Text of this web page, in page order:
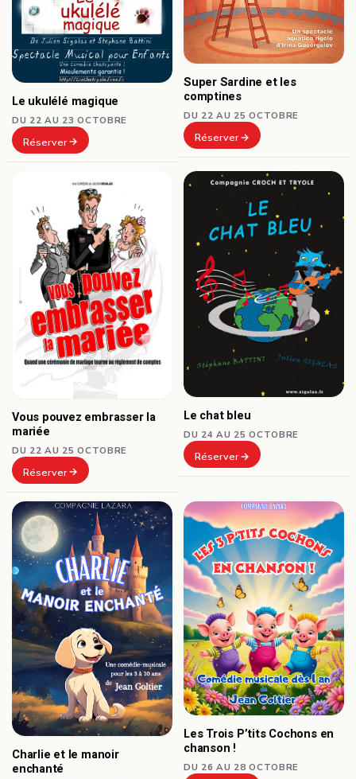
Le ukulélé magique
DU 22 AU 23 OCTOBRE
Réserver
Super Sardine et les
comptines
DU 22 AU 25 OCTOBRE
Réserver
Vous pouvez embrasser la
mariée
DU 22 AU 25 OCTOBRE
Réserver
Le chat bleu
DU 24 AU 25 OCTOBRE
Réserver
Charlie et le manoir
enchanté
Les Trois P’tits Cochons en
chanson !
DU 26 AU 28 OCTOBRE